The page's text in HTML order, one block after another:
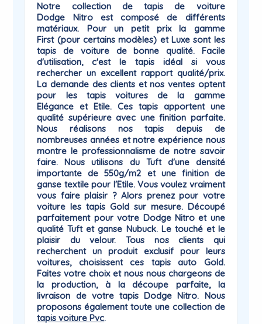
Notre collection detapis de voiture
Dodge Nitroest composé de différents
matériaux. Pour un petit prix la gamme
First(pour certains modèles) et Luxesont les
tapis de voiture de bonne qualité. Facile
d'utilisation, c'est le tapis idéal si vous
rechercher un excellent rapport qualité/prix.
La demande des clients et nos ventes optent
pour les tapis voitures de la gamme
Elégance etEtile. Ces tapis apportent une
qualité supérieure avec une finition parfaite.
Nous réalisons nos tapis depuis de
nombreuses années et notre expérience nous
montre le professionnalisme de notre savoir
faire. Nous utilisons du Tuft d'une densité
importante de 550g/m2 et une finition de
ganse textile pour l'Etile. Vous voulez vraiment
vous faire plaisir ? Alors prenez pour votre
voiture les tapis Gold sur mesure. Découpé
parfaitement pour votre Dodge Nitro et une
qualité Tuft et ganse Nubuck. Le touché et le
plaisir duvelour. Tous nos clients qui
recherchent un produit exclusif pour leurs
voitures, choisissent ces tapis auto Gold.
Faites votre choix et nous nous chargeons de
la production, à la découpe parfaite, la
livraison de votre tapis Dodge Nitro. Nous
proposons également toute une collection de
tapis voiture Pvc.